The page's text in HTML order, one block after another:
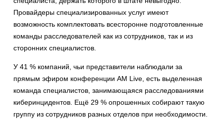
Провайдеры специализированных услуг имеют
возможность комплектовать всесторонне подготовленные
команды расследователей как из сотрудников, так и из
сторонних специалистов.
У 41 % компаний, чьи представители наблюдали за
прямым эфиром конференции AM Live, есть выделенная
команда специалистов, занимающаяся расследованиями
киберинцидентов. Ещё 29 % опрошенных собирают такую
группу из сотрудников разных отделов при необходимости.